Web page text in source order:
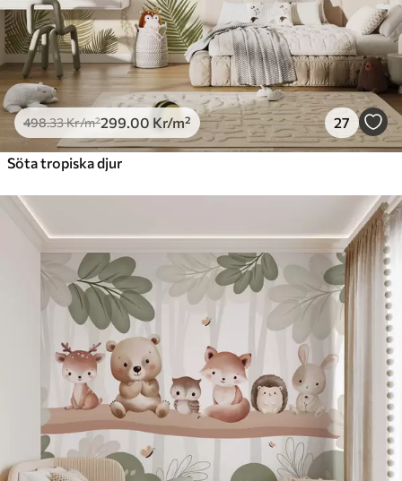
498.33Kr/m²299.00 Kr/m² 27
Söta tropiska djur